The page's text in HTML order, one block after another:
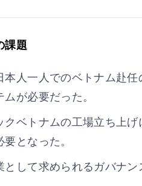
NARUMI
した。これにより、
モチベーション向
本社と現地法人の情
インタビュー詳細はこ
課題
本人一人でのベトナム赴
ムが必要だった。
クベトナムの工場立ち上
要となった。
として求められるガバナ